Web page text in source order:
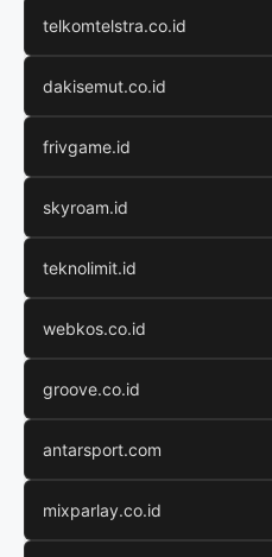
telkomtelstra.co.id
dakisemut.co.id
frivgame.id
skyroam.id
teknolimit.id
webkos.co.id
groove.co.id
antarsport.com
mixparlay.co.id